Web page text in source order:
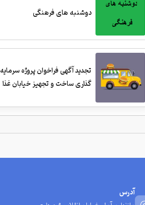
دوشنبه های فرهنگی
تجدید آگهی فراخوان پروژه سرمایه
گذاری ساخت و تجهیز خیابان غذا
آدرس